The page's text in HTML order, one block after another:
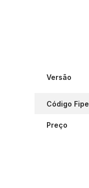
Versão
Código Fipe
Preço